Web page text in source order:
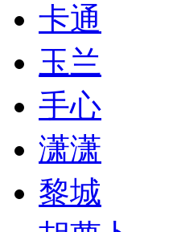
卡通
玉兰
手心
潇潇
黎城